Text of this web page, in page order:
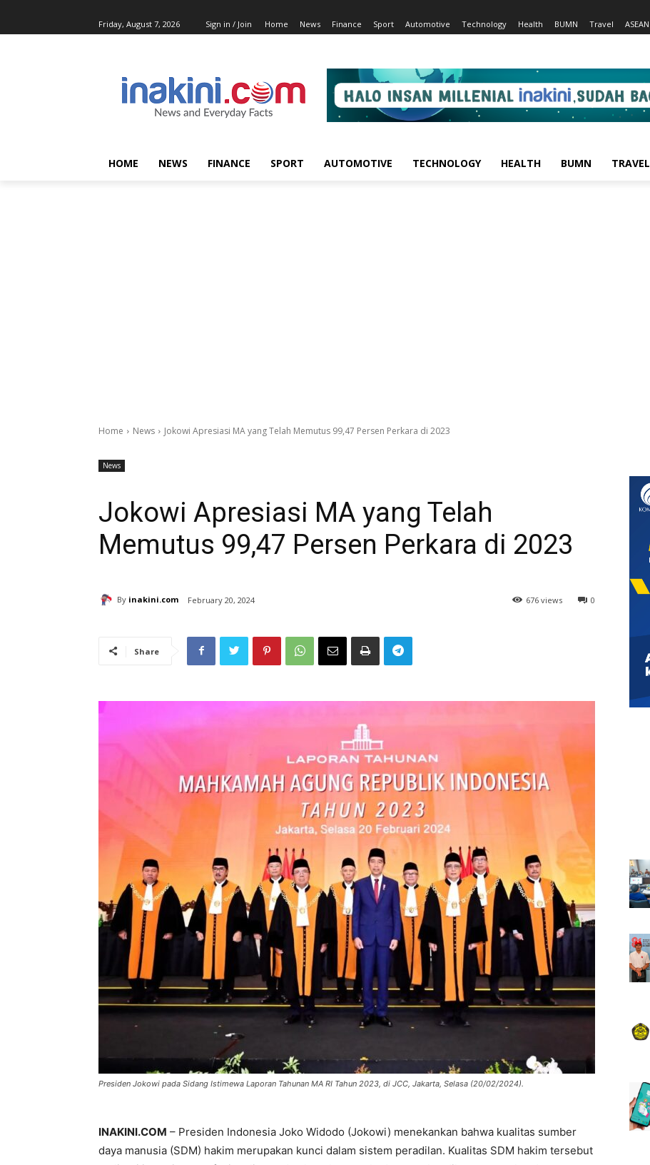
Friday, August 7, 2026 Sign in / Join Home News Finance Sport Automotive Technology Health BUMN Travel ASEAN
HOME NEWS FINANCE SPORT AUTOMOTIVE TECHNOLOGY HEALTH BUMN TRAVEL
Home News Jokowi Apresiasi MA yang Telah Memutus 99,47 Persen Perkara di 2023
News
Jokowi Apresiasi MA yang Telah
Memutus 99,47 Persen Perkara di 2023
By inakini.com February 20, 2024 0
676 views
Share
Presiden Jokowi pada Sidang Istimewa Laporan Tahunan MA RI Tahun 2023, di JCC, Jakarta, Selasa (20/02/2024).
INAKINI.COM – Presiden Indonesia Joko Widodo (Jokowi) menekankan bahwa kualitas sumber
daya manusia (SDM) hakim merupakan kunci dalam sistem peradilan. Kualitas SDM hakim tersebut